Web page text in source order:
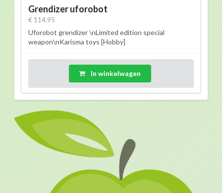
Grendizer uforobot
€ 114,95
Uforobot grendizer \nLimited edition special
weapon\nKarisma toys [Hobby]
In winkelwagen